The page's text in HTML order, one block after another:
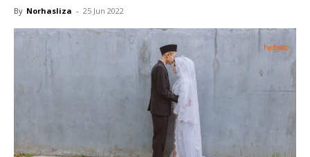
By Norhasliza - 25 Jun 2022